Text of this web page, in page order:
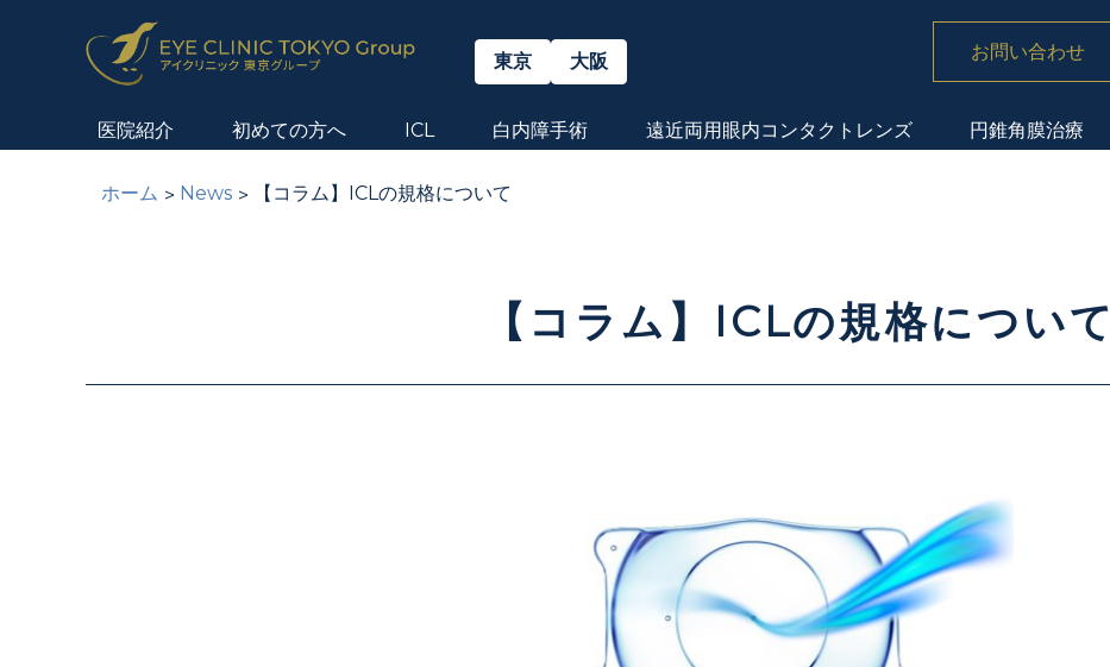
東京 大阪 お問い合わせ
医院紹介 初めての方へ ICL 白内障手術 遠近両用眼内コンタクトレンズ 円錐角膜治療
ホーム News 【コラム】ICLの規格について
【コラム】ICLの規格について